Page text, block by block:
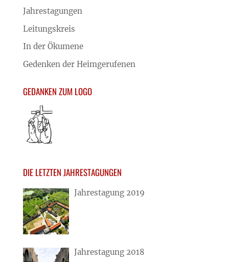
Jahrestagungen
Leitungskreis
In der Ökumene
Gedenken der Heimgerufenen
GEDANKEN ZUM LOGO
DIE LETZTEN JAHRESTAGUNGEN
Jahrestagung 2019
Jahrestagung 2018